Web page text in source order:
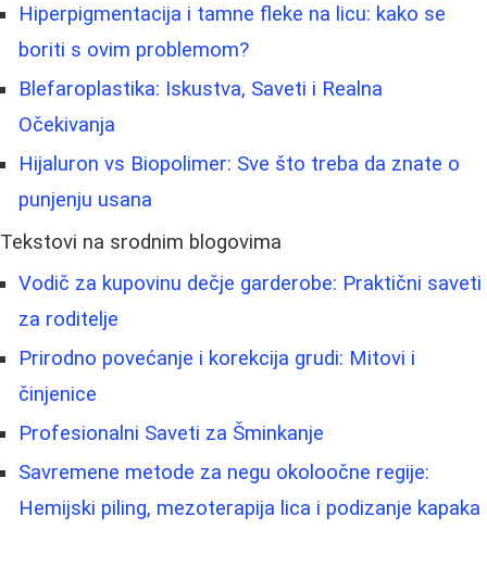
Hiperpigmentacija i tamne fleke na licu: kako se
boriti s ovim problemom?
Blefaroplastika: Iskustva, Saveti i Realna
Očekivanja
Hijaluron vs Biopolimer: Sve što treba da znate o
punjenju usana
Tekstovi na srodnim blogovima
Vodič za kupovinu dečje garderobe: Praktični saveti
za roditelje
Prirodno povećanje i korekcija grudi: Mitovi i
činjenice
Profesionalni Saveti za Šminkanje
Savremene metode za negu okoloočne regije:
Hemijski piling, mezoterapija lica i podizanje kapaka